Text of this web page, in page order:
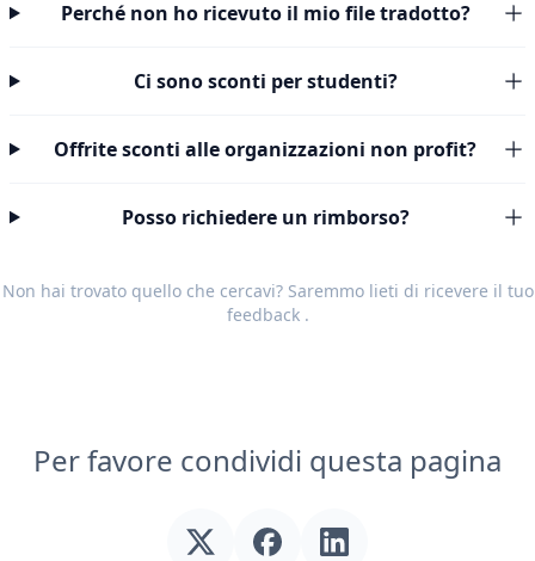
Perché non ho ricevuto il mio file tradotto?
Ci sono sconti per studenti?
Offrite sconti alle organizzazioni non profit?
Posso richiedere un rimborso?
Non hai trovato quello che cercavi? Saremmo lieti di ricevere il tuo
feedback.
Per favore condividi questa pagina